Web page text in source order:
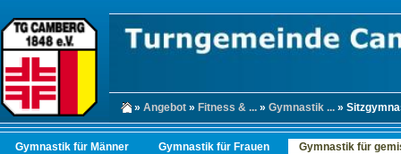
» Angebot » Fitness & ... » Gymnastik ... »
Gymnastik für Männer Gymnastik für Frauen Gymnastik für